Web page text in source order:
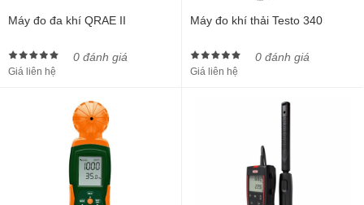
Máy đo đa khí QRAE II
0 đánh giá
Giá liên hệ
Máy đo khí thải Testo 340
0 đánh giá
Giá liên hệ